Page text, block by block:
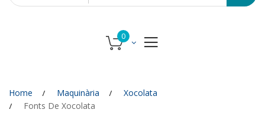
Home Maquinària
Xocolata
Fonts De Xocolata